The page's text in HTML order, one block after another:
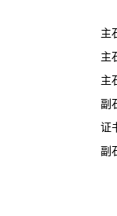
主
主
主
副
证
副